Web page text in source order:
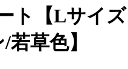
ト【Lサイズ
草色】